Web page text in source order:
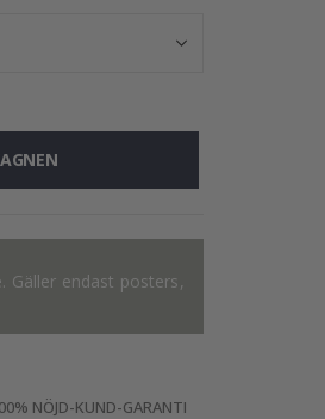
endast posters,
NÖJD-KUND-GARANTI